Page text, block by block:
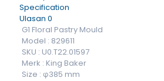
Specification
Ulasan 0
G1 Floral Pastry Mould
Model : 829611
SKU : U0.T22.01597
Merk : King Baker
Size : φ385 mm